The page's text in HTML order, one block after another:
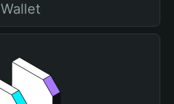
Wallet